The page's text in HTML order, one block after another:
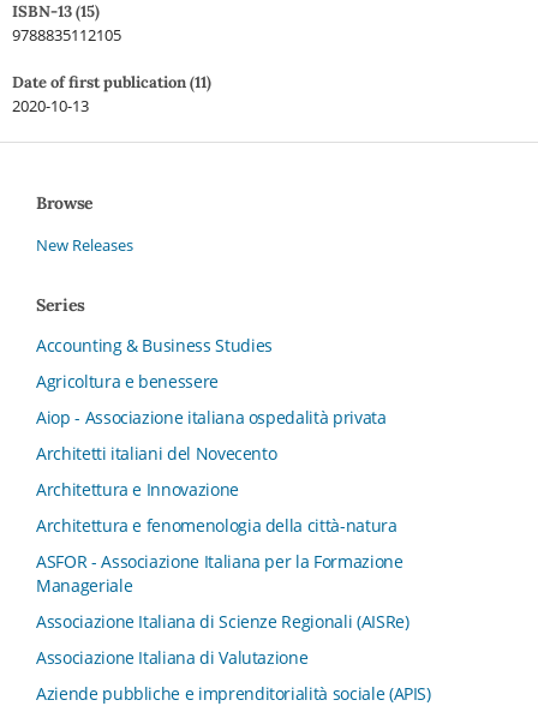
ISBN-13 (15)
9788835112105
Date of first publication (11)
2020-10-13
Browse
New Releases
Series
Accounting & Business Studies
Agricoltura e benessere
Aiop - Associazione italiana ospedalità privata
Architetti italiani del Novecento
Architettura e Innovazione
Architettura e fenomenologia della città-natura
ASFOR - Associazione Italiana per la Formazione
Manageriale
Associazione Italiana di Scienze Regionali (AISRe)
Associazione Italiana di Valutazione
Aziende pubbliche e imprenditorialità sociale (APIS)